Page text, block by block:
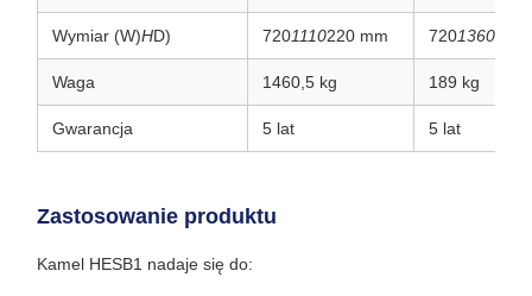
Wymiar (W)HD) 7201110220 mm 7201360
Waga 1460,5 kg 189 kg
Gwarancja 5 lat 5 lat
Zastosowanie produktu
Kamel HESB1 nadaje się do: